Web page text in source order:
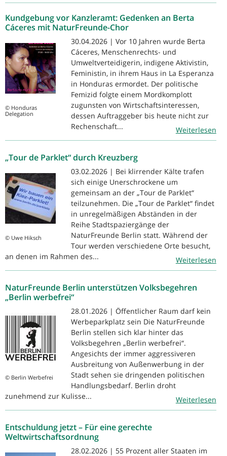
Kundgebung vor Kanzleramt: Gedenken an Berta
Cáceres mit NaturFreunde-Chor
© Honduras
Delegation
30.04.2026 | Vor 10 Jahren wurde Berta
Cáceres, Menschenrechts- und
Umweltverteidigerin, indigene Aktivistin,
Feministin, in ihrem Haus in La Esperanza
in Honduras ermordet. Der politische
Femizid folgte einem Mordkomplott
zugunsten von Wirtschaftsinteressen,
dessen Auftraggeber bis heute nicht zur
Rechenschaft...
Weiterlesen
„Tour de Parklet“ durch Kreuzberg
© Uwe Hiksch
03.02.2026 | Bei klirrender Kälte trafen
sich einige Unerschrockene um
gemeinsam an der „Tour de Parklet“
teilzunehmen. Die „Tour de Parklet“ findet
in unregelmäßigen Abständen in der
Reihe Stadtspaziergänge der
NaturFreunde Berlin statt. Während der
Tour werden verschiedene Orte besucht,
an denen im Rahmen des...
Weiterlesen
NaturFreunde Berlin unterstützen Volksbegehren
„Berlin werbefrei“
© Berlin Werbefrei
28.01.2026 | Öffentlicher Raum darf kein
Werbeparkplatz sein Die NaturFreunde
Berlin stellen sich klar hinter das
Volksbegehren „Berlin werbefrei“.
Angesichts der immer aggressiveren
Ausbreitung von Außenwerbung in der
Stadt sehen sie dringenden politischen
Handlungsbedarf. Berlin droht
zunehmend zur Kulisse...
Weiterlesen
Entschuldung jetzt – Für eine gerechte
Weltwirtschaftsordnung
28.02.2026 | 55 Prozent aller Staaten im